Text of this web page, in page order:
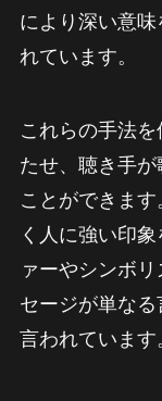
により深い意
れています。
これらの手法
たせ、聴き手
ことができま
く人に強い印
ァーやシンボ
セージが単な
言われています